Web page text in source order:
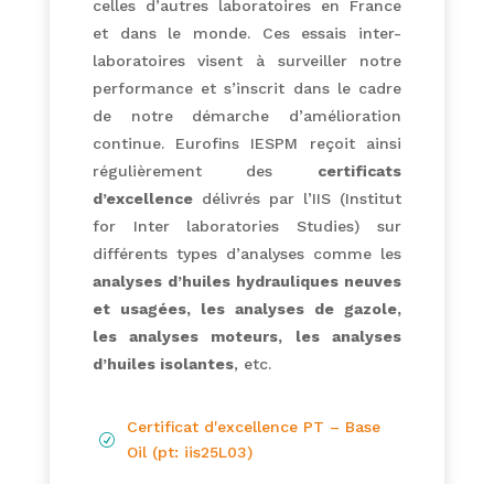
celles d’autres laboratoires en France
et dans le monde. Ces essais inter-
laboratoires visent à surveiller notre
performance et s’inscrit dans le cadre
de notre démarche d’amélioration
continue. Eurofins IESPM reçoit ainsi
régulièrement des certificats
d’excellencedélivrés par l’IIS (Institut
for Inter laboratories Studies) sur
différents types d’analyses comme les
analyses d’huiles hydrauliques neuves
et usagées, les analyses de gazole,
les analyses moteurs, les analyses
d’huiles isolantes, etc.
R
Certificat d'excellence PT – Base
Oil (pt: iis25L03)